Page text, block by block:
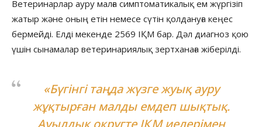
Ветеринарлар ауру малға симптоматикалық ем жүргізіп
жатыр және оның етін немесе сүтін қолдануға кеңес
бермейді. Елді мекенде 2569 ІҚМ бар. Дәл диагноз қою
үшін сынамалар ветеринариялық зертханаға жіберілді.
«Бүгінгі таңда жүзге жуық ауру
жұқтырған малды емдеп шықтық.
Ауылдық округте ІҚМ иелерімен